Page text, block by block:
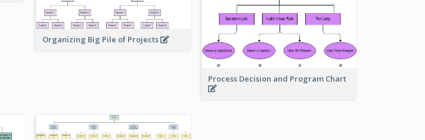
Organizing Big Pile of Projects
Process Decision and Program Chart